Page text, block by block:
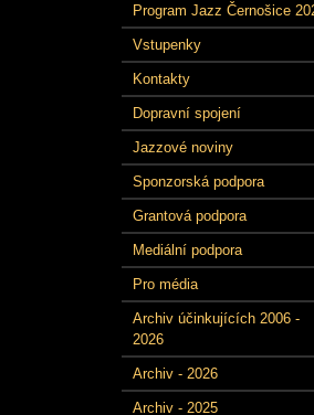
Program Jazz Černošice
Vstupenky
Kontakty
Dopravní spojení
Jazzové noviny
Sponzorská podpora
Grantová podpora
Mediální podpora
Pro média
Archiv účinkujících 2006 -
2026
Archiv - 2026
Archiv - 2025